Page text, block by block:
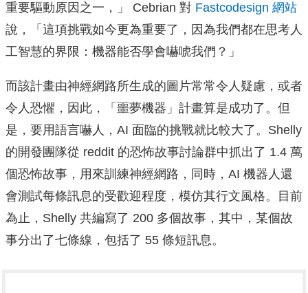
重要驅動原因之一，」 Cebrian 對 Fastcodesign 網站
說，「這項挑戰如今更為重要了，因為我們都在思考人
工智慧的界限：機器能否學會嚇唬我們？」
而該計畫由神經網路所生成的圖片常常令人疑慮，或者
令人恐懼，因此，「噩夢機器」計畫算是成功了。但
是，要用語言嚇人，AI 面臨的挑戰就比較大了。Shelly
的開發團隊從 reddit 的恐怖故事討論群中抓出了 1.4 萬
個恐怖故事，用來訓練神經網路，同時，AI 機器人還
會測試每條訊息的受歡迎程度，模仿其行文風格。目前
為止，Shelly 共編寫了 200 多個故事，其中，某個故
事分出了七條線，包括了 55 條短訊息。